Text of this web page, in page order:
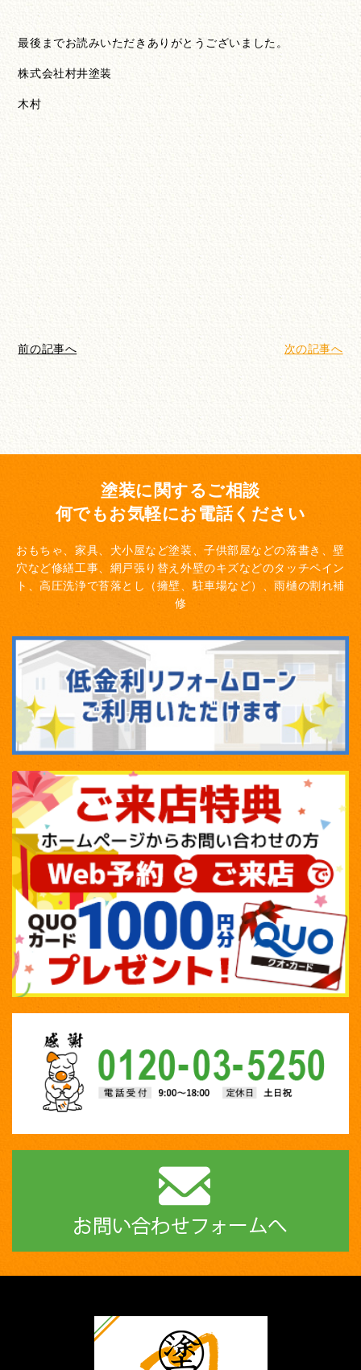
最後までお読みいただきありがとうございました。
株式会社村井塗装
木村
前の記事へ 次の記事へ
塗装に関するご相談
何でもお気軽にお電話ください
おもちゃ、家具、犬小屋など塗装、子供部屋などの落書き、壁
穴など修繕工事、網戸張り替え 外壁のキズなどのタッチペイン
ト、高圧洗浄で苔落とし（擁壁、駐車場など）、雨樋の割れ補
修